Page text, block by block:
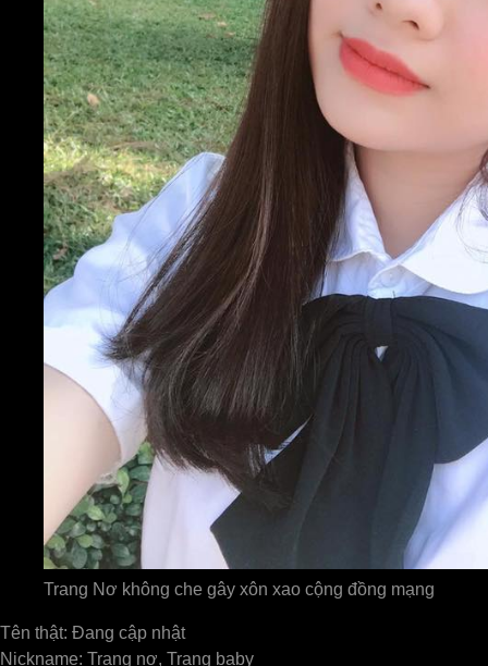
Trang Nơ không che gây xôn xao cộng đồng mạng
Tên thật: Đang cập nhật
Nickname: Trang nơ, Trang baby